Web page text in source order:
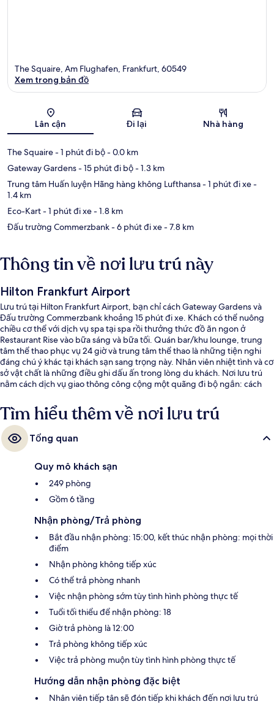
Bản đồ
The Squaire, Am Flughafen, Frankfurt, 60549
Xem trong bản đồ
Lân cận Đi lại Nhà hàng
The Squaire- 1 phút đi bộ- 0.0 km
Gateway Gardens- 15 phút đi bộ- 1.3 km
Trung tâm Huấn luyện Hãng hàng không Lufthansa- 1 phút đi xe-
1.4 km
Eco-Kart- 1 phút đi xe- 1.8 km
Đấu trường Commerzbank- 6 phút đi xe- 7.8 km
Thông tin về nơi lưu trú này
Hilton Frankfurt Airport
Lưu trú tại Hilton Frankfurt Airport, bạn chỉ cách Gateway Gardens và
Đấu trường Commerzbank khoảng 15 phút đi xe. Khách có thể nuông
chiều cơ thể với dịch vụ spa tại spa rồi thưởng thức đồ ăn ngon ở
Restaurant Rise vào bữa sáng và bữa tối. Quán bar/khu lounge, trung
tâm thể thao phục vụ 24 giờ và trung tâm thể thao là những tiện nghi
đáng chú ý khác tại khách sạn sang trọng này. Nhân viên nhiệt tình và cơ
sở vật chất là những điều ghi dấu ấn trong lòng du khách. Nơi lưu trú
nằm cách dịch vụ giao thông công cộng một quãng đi bộ ngắn: cách
C 13 phút.
Tìm hiểu thêm về nơi lưu trú
Tổng quan
Quy mô khách sạn
249 phòng
Gồm 6 tầng
Nhận phòng/Trả phòng
Bắt đầu nhận phòng: 15:00, kết thúc nhận phòng: mọi thời
điểm
Nhận phòng không tiếp xúc
Có thể trả phòng nhanh
Việc nhận phòng sớm tùy tình hình phòng thực tế
Tuổi tối thiểu để nhận phòng: 18
Giờ trả phòng là 12:00
Trả phòng không tiếp xúc
Việc trả phòng muộn tùy tình hình phòng thực tế
Hướng dẫn nhận phòng đặc biệt
Nhân viên tiếp tân sẽ đón tiếp khi khách đến nơi lưu trú